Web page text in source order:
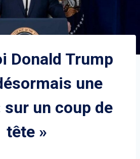
Donald Trump
une
sur un coup de
tête »